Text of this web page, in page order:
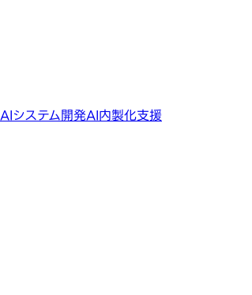
AIシステム開発AI内製化支援